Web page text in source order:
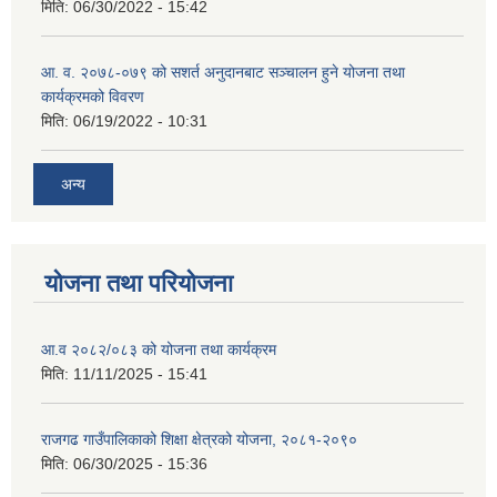
मिति: 06/30/2022 - 15:42
आ. व. २०७८-०७९ को सशर्त अनुदानबाट सञ्चालन हुने योजना तथा
कार्यक्रमको विवरण
मिति: 06/19/2022 - 10:31
अन्य
योजना तथा परियोजना
आ.व २०८२/०८३ को योजना तथा कार्यक्रम
मिति: 11/11/2025 - 15:41
राजगढ गाउँपालिकाको शिक्षा क्षेत्रको योजना, २०८१-२०९०
मिति: 06/30/2025 - 15:36